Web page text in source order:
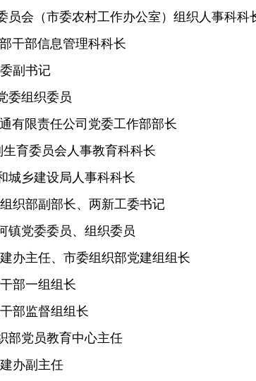
员会（市委农村工作办公室）组织人事科科
干部信息管理科科长
副书记
委组织委员
有限责任公司党委工作部部长
育委员会人事教育科科长
城乡建设局人事科科长
织部副部长、两新工委书记
镇党委委员、组织委员
办主任、市委组织部党建组组长
部一组组长
部监督组组长
部党员教育中心主任
办副主任